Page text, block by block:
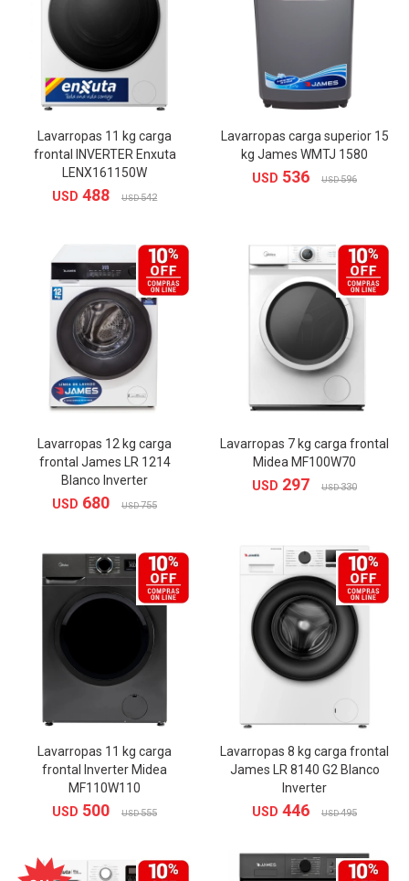
Lavarropas 11 kg carga
frontal INVERTER Enxuta
LENX161150W
USD 488 USD 542
Lavarropas carga superior 15
kg James WMTJ 1580
USD 536 USD 596
Lavarropas 12 kg carga
frontal James LR 1214
Blanco Inverter
USD 680 USD 755
Lavarropas 7 kg carga frontal
Midea MF100W70
USD 297 USD 330
Lavarropas 11 kg carga
frontal Inverter Midea
MF110W110
USD 500 USD 555
Lavarropas 8 kg carga frontal
James LR 8140 G2 Blanco
Inverter
USD 446 USD 495